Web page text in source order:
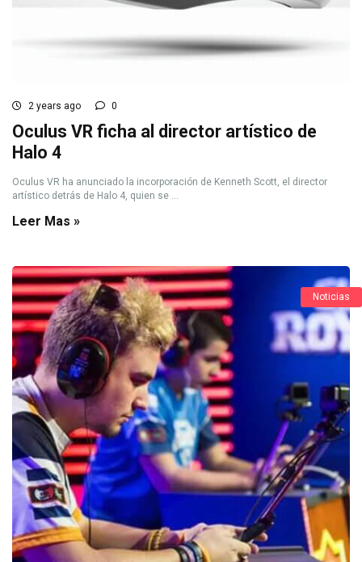
2 years ago 0
Oculus VR ficha al director artístico de
Halo 4
Oculus VR ha anunciado la incorporación de Kenneth Scott, el director
artístico detrás de Halo 4, quien se ...
Leer Mas »
Noticias